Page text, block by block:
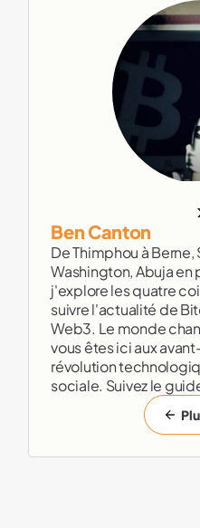
Ben Canton
De Thimphou à Berne,
Washington, Abuja en
j'explore les quatre
suivre l'actualité de
Web3. Le monde
vous êtes ici aux
révolution
sociale. Suivez le